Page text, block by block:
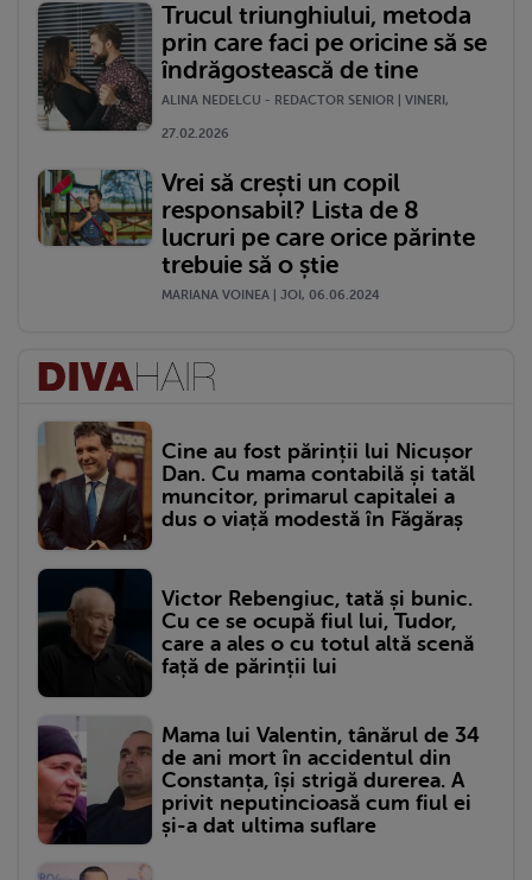
Trucul triunghiului, metoda
prin care faci pe oricine să se
îndrăgostească de tine
ALINA NEDELCU - REDACTOR SENIOR | VINERI,
27.02.2026
Vrei să crești un copil
responsabil? Lista de 8
lucruri pe care orice părinte
trebuie să o știe
MARIANA VOINEA | JOI, 06.06.2024
Cine au fost părinții lui Nicușor
Dan. Cu mama contabilă și tatăl
muncitor, primarul capitalei a
dus o viață modestă în Făgăraș
Victor Rebengiuc, tată și bunic.
Cu ce se ocupă fiul lui, Tudor,
care a ales o cu totul altă scenă
față de părinții lui
Mama lui Valentin, tânărul de 34
de ani mort în accidentul din
Constanța, își strigă durerea. A
privit neputincioasă cum fiul ei
și-a dat ultima suflare